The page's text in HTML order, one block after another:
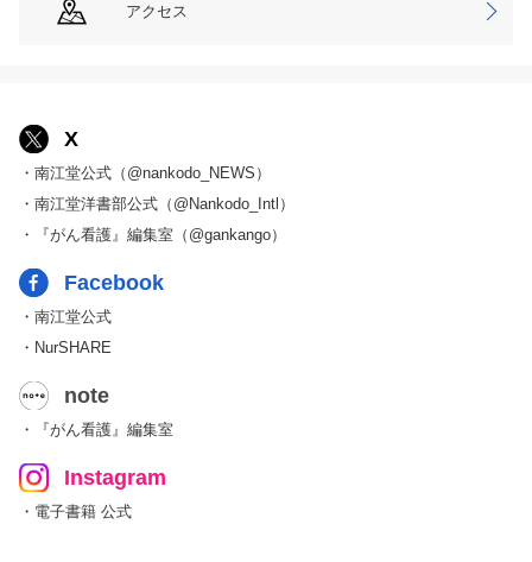
アクセス
X
・南江堂公式（@nankodo_NEWS）
・南江堂洋書部公式（@Nankodo_Intl）
・『がん看護』編集室（@gankango）
Facebook
・南江堂公式
・NurSHARE
note
・『がん看護』編集室
Instagram
・電子書籍 公式